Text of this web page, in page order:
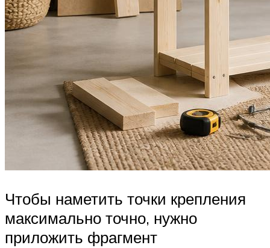
Чтобы наметить точки крепления
максимально точно, нужно
приложить фрагмент